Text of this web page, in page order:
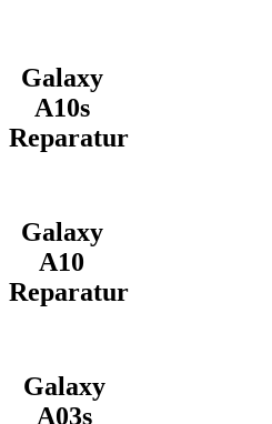
Galaxy
A10s
Reparatur
Galaxy
A10
Reparatur
Galaxy
A03s